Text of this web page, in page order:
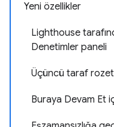
Yeni özellikler
Lighthouse
Denetimler paneli
Üçüncü taraf
Buraya Devam Et